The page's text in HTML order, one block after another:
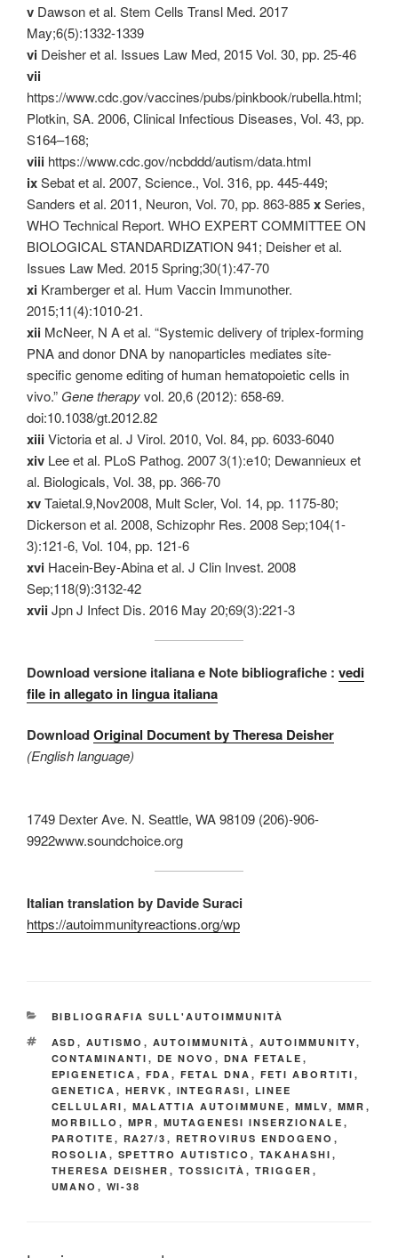
v Dawson et al. Stem Cells Transl Med. 2017
May;6(5):1332-1339
vi Deisher et al. Issues Law Med, 2015 Vol. 30, pp. 25-46
vii
https://www.cdc.gov/vaccines/pubs/pinkbook/rubella.html;
Plotkin, SA. 2006, Clinical Infectious Diseases, Vol. 43, pp.
S164–168;
viii https://www.cdc.gov/ncbddd/autism/data.html
ixSebat et al. 2007, Science., Vol. 316, pp. 445-449;
Sanders et al. 2011, Neuron, Vol. 70, pp. 863-885xSeries,
WHO Technical Report. WHO EXPERT COMMITTEE ON
BIOLOGICAL STANDARDIZATION 941; Deisher et al.
Issues Law Med. 2015 Spring;30(1):47-70
xi Kramberger et al. Hum Vaccin Immunother.
2015;11(4):1010-21.
xii McNeer, N A et al. “Systemic delivery of triplex-forming
PNA and donor DNA by nanoparticles mediates site-
specific genome editing of human hematopoietic cells in
vivo.” Gene therapyvol. 20,6 (2012): 658-69.
doi:10.1038/gt.2012.82
xiiiVictoria et al. J Virol. 2010, Vol. 84, pp. 6033-6040
xiv Lee et al. PLoS Pathog. 2007 3(1):e10; Dewannieux et
al. Biologicals, Vol. 38, pp. 366-70
xvTaietal.9,Nov2008, Mult Scler, Vol. 14, pp. 1175-80;
Dickerson et al. 2008, Schizophr Res. 2008 Sep;104(1-
3):121-6, Vol. 104, pp. 121-6
xvi Hacein-Bey-Abina et al. J Clin Invest. 2008
Sep;118(9):3132-42
xviiJpn J Infect Dis. 2016 May 20;69(3):221-3
Download versione italiana e Note bibliografiche : vedi
file in allegato in lingua italiana
DownloadOriginal Document by Theresa Deisher
(English language)
1749 Dexter Ave. N. Seattle, WA 98109 (206)-906-
9922www.soundchoice.org
Italian translation by Davide Suraci
https://autoimmunityreactions.org/wp
CATEGORIE
BIBLIOGRAFIA SULL'AUTOIMMUNITÀ
TAG
ASD , AUTISMO , AUTOIMMUNITÀ , AUTOIMMUNITY,
CONTAMINANTI , DE NOVO , DNA FETALE ,
EPIGENETICA , FDA , FETAL DNA , FETI ABORTITI ,
GENETICA , HERVK , INTEGRASI , LINEE
CELLULARI , MALATTIA AUTOIMMUNE , MMLV, MMR ,
MORBILLO , MPR , MUTAGENESI INSERZIONALE ,
PAROTITE , RA27/3 , RETROVIRUS ENDOGENO ,
ROSOLIA , SPETTRO AUTISTICO , TAKAHASHI ,
THERESA DEISHER , TOSSICITÀ , TRIGGER ,
UMANO , WI-38